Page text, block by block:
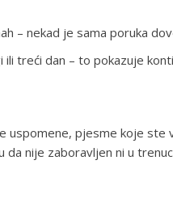
– nekad je sama poruka
ili treći dan – to pokazuje
pjesme koje ste
da nije zaboravljen ni u